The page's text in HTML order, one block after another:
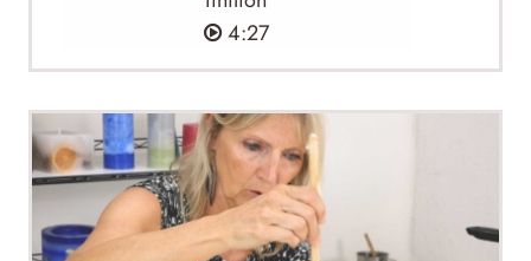
4:27